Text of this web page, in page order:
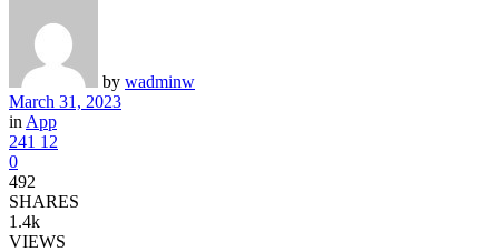
by wadminw
March 31, 2023
in App
241 12
0
492
SHARES
1.4k
VIEWS